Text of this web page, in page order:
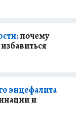
почему
энцефалита
и